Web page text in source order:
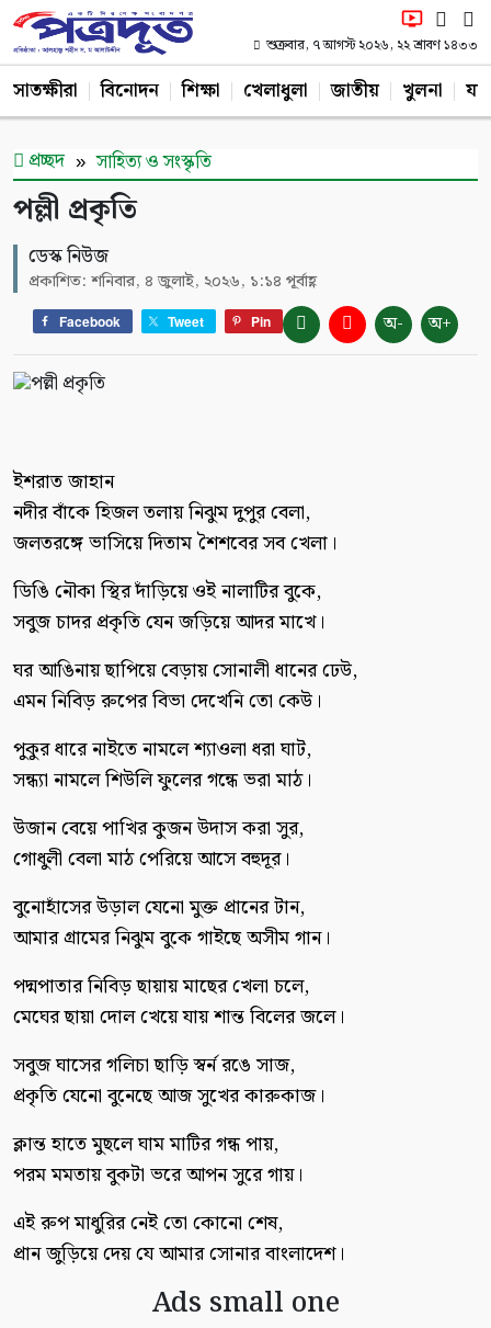
শুক্রবার, ৭ আগস্ট ২০২৬, ২২ শ্রাবণ ১৪৩৩
সাতক্ষীরা বিনোদন শিক্ষা খেলাধুলা জাতীয় খুলনা
প্রচ্ছদ সাহিত্য ও সংস্কৃতি
পল্লী প্রকৃতি
ডেস্ক নিউজ
প্রকাশিত: শনিবার, ৪ জুলাই, ২০২৬, ১:১৪ পূর্বাহ্ণ
Facebook Tweet Pin অ- অ+
ইশরাত জাহান
নদীর বাঁকে হিজল তলায় নিঝুম দুপুর বেলা,
জলতরঙ্গে ভাসিয়ে দিতাম শৈশবের সব খেলা।
ডিঙি নৌকা স্থির দাঁড়িয়ে ওই নালাটির বুকে,
সবুজ চাদর প্রকৃতি যেন জড়িয়ে আদর মাখে।
ঘর আঙিনায় ছাপিয়ে বেড়ায় সোনালী ধানের ঢেউ,
এমন নিবিড় রুপের বিভা দেখেনি তো কেউ।
পুকুর ধারে নাইতে নামলে শ্যাওলা ধরা ঘাট,
সন্ধ্যা নামলে শিউলি ফুলের গন্ধে ভরা মাঠ।
উজান বেয়ে পাখির কুজন উদাস করা সুর,
গোধুলী বেলা মাঠ পেরিয়ে আসে বহুদূর।
বুনোহাঁসের উড়াল যেনো মুক্ত প্রানের টান,
আমার গ্রামের নিঝুম বুকে গাইছে অসীম গান।
পদ্মপাতার নিবিড় ছায়ায় মাছের খেলা চলে,
মেঘের ছায়া দোল খেয়ে যায় শান্ত বিলের জলে।
সবুজ ঘাসের গলিচা ছাড়ি স্বর্ন রঙে সাজ,
প্রকৃতি যেনো বুনেছে আজ সুখের কারুকাজ।
ক্লান্ত হাতে মুছলে ঘাম মাটির গন্ধ পায়,
পরম মমতায় বুকটা ভরে আপন সুরে গায়।
এই রুপ মাধুরির নেই তো কোনো শেষ,
প্রান জুড়িয়ে দেয় যে আমার সোনার বাংলাদেশ।
Ads small one